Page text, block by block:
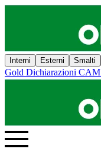
Interni Esterni Smalti
Gold Dichiarazioni CAM